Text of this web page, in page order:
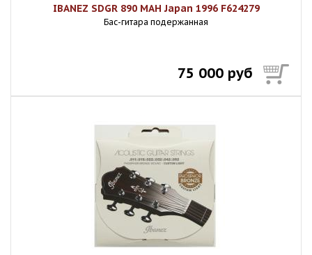
IBANEZ SDGR 890 MAH Japan 1996 F624279
Бас-гитара подержанная
75 000 руб